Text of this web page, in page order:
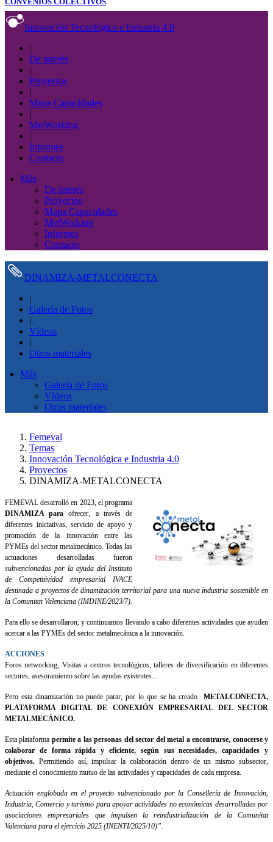
Innovación Tecnológica e Industria 4.0
|
De interés
|
Proyectos
|
Mapa Capacidades
|
MetWorking
|
Informes
Contacto
Más
De interés
Proyectos
Mapa Capacidades
MetWorking
Informes
Contacto
DINAMIZA-METALCONECTA
|
Galería de Fotos
|
Vídeos
|
Otros materiales
Más
Galería de Fotos
Vídeos
Otros materiales
Femeval
Temas
Innovación Tecnológica e Industria 4.0
Proyectos
DINAMIZA-METALCONECTA
FEMEVAL desarrolló en 2023, el programa
DINAMIZA paraofrecer, a través de
diferentes iniciativas, servicio de apoyo y
promoción de la innovación entre las
PYMEs del sector metalmecánico. Todas las
actuaciones desarrolladas fueron
subvencionadas por la ayuda del Instituto
de Competitividad empresarial IVACE
destinada a proyectos de dinamización territorial para una nueva industria sostenible en
la Comunitat Valenciana (IMDINE/2023/7).
Para ello se desarrollaron, y continuamos llevando a cabo diferentes actividades que ayuden
acercar a las PYMEs del sector metalmecánica a la innovación.
ACCIONES
Foros networking, Visitas a centros tecnológicos, talleres de diversificación en diferentes
sectores, asesoramiento sobre las ayudas existentes...
Pero esta dinamización no puede parar, por lo que se ha creado METALCONECTA,
PLATAFORMA DIGITAL DE CONEXIÓN EMPRESARIAL DEL SECTOR
METALMECÁNICO.
Esta plataforma permite a las personas del sector del metal a encontrarse, conocerse y
colaborar de forma rápida y eficiente, según sus necesidades, capacidades y
objetivos. Permitiendo así, impulsar la colaboración dentro de un mismo subsector,
mediante el conocimiento mutuo de las actividades y capacidades de cada empresa.
Actuación englobada en el proyecto subvencionado por la Conselleria de Innovación,
Industria, Comercio y turismo para apoyar actividades no económicas desarrolladas por
asociaciones empresariales que impulsen la reindustrialización de la Comunitat
Valenciana para el ejercicio 2025 (INENTI/2025/10)”.